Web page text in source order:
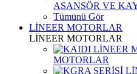
ASANSÖR VE
Tümünü Gör
LİNEER MOTORLAR
LİNEER MOTORLAR
MOTORLAR